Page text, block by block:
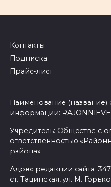
Контакты
Подписка
Прайс-лист
Наименование (название)
информации:
Учредитель: Общество с
ответственностью
района»
Адрес редакции сайта:
ст. Тацинская, ул. М.